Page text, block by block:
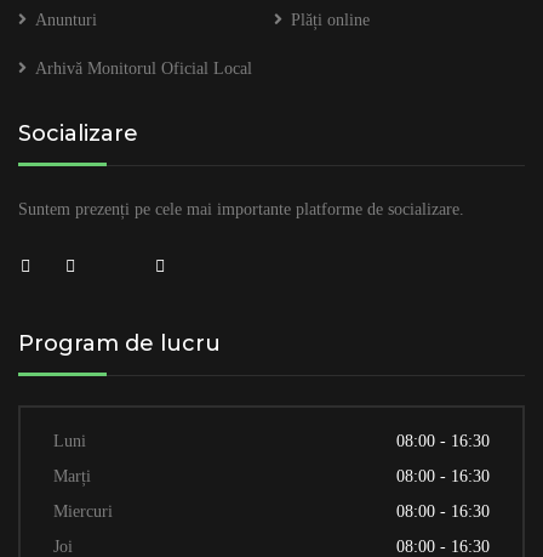
Anunturi Plăți online
Arhivă Monitorul Oficial Local
Socializare
Suntem prezenți pe cele mai importante platforme de socializare.
Program de lucru
Luni
08:00 - 16:30
Marți
08:00 - 16:30
Miercuri
08:00 - 16:30
Joi
08:00 - 16:30